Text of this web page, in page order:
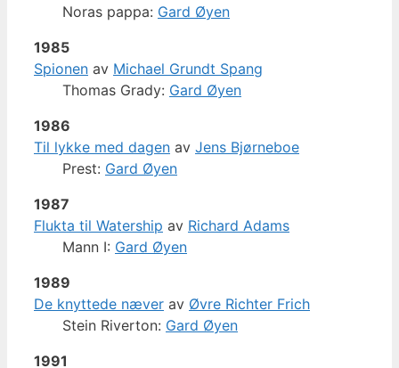
Noras pappa: Gard Øyen
1985
Spionen av Michael Grundt Spang
Thomas Grady: Gard Øyen
1986
Til lykke med dagen av Jens Bjørneboe
Prest: Gard Øyen
1987
Flukta til Watership av Richard Adams
Mann I: Gard Øyen
1989
De knyttede næver av Øvre Richter Frich
Stein Riverton: Gard Øyen
1991